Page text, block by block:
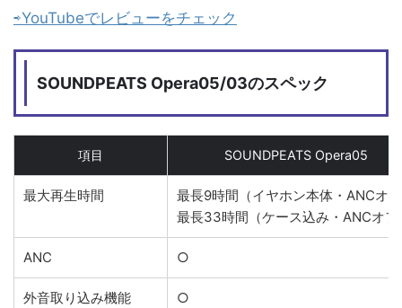
⇨YouTubeでレビューをチェック
SOUNDPEATS Opera05/03のスペック
項目 SOUNDPEATS Opera05
最大再生時間
最長9時間（イヤホン本体・ANCオ
最長33時間（ケース込み・ANCオフ
ANC ○
外音取り込み機能 ○